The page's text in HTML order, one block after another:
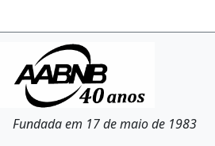
Fundada em 17 de maio de 1983